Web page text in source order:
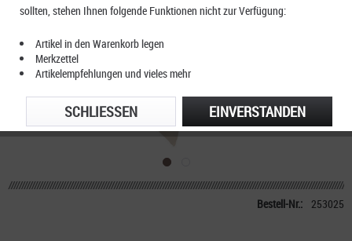
Bestell-Nr.: 253025
sollten, stehen Ihnen folgende Funktionen nicht zur Verfügung:
Artikel in den Warenkorb legen
Merkzettel
Artikelempfehlungen und vieles mehr
EINVERSTANDEN
SCHLIESSEN